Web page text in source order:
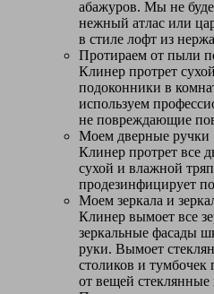
абажуров. Мы не
нежный атлас или
в стиле лофт из
Протираем от пыли
Клинер протрет
подоконники в
используем
не повреждающие
Моем дверные ручки
Клинер протрет все
сухой и влажной
продезинфицирует
Моем зеркала и
Клинер вымоет все
зеркальные фасады
руки. Вымоет
столиков и
от вещей стеклянные